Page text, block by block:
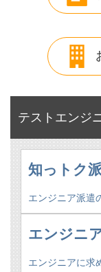
テストエンジ
知っトク
エンジニア派遣
エンジニ
エンジニアに求